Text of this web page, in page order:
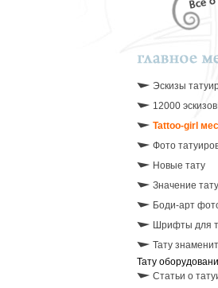
Эскизы
12000
Tattoo-girl
Фото
Новые тату
Значение
Боди-арт
Шрифты для
Тату
Тату
Статьи о